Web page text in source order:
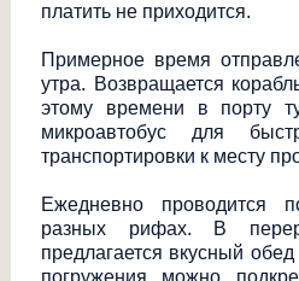
платить не приходится.
Примерное время
утра. Возвращается
этому времени в порту
микроавтобус для
транспортировки к месту
Ежедневно проводится
разных рифах. В
предлагается вкусный
погружения можно